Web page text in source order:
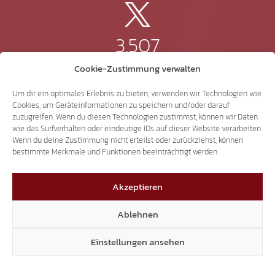
Cookie-Zustimmung verwalten
Um dir ein optimales Erlebnis zu bieten, verwenden wir Technologien wie
Cookies, um Geräteinformationen zu speichern und/oder darauf
zuzugreifen. Wenn du diesen Technologien zustimmst, können wir Daten
wie das Surfverhalten oder eindeutige IDs auf dieser Website verarbeiten.
Wenn du deine Zustimmung nicht erteilst oder zurückziehst, können
bestimmte Merkmale und Funktionen beeinträchtigt werden.
Akzeptieren
Ablehnen
Einstellungen ansehen
3.507
3.401
YouTube
15.306